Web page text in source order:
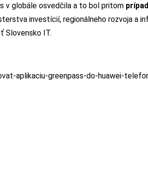
v globále osvedčila a to bol pritom
investícií, regionálneho rozvoja a
Slovensko IT.
aplikaciu-greenpass-do-huawei-